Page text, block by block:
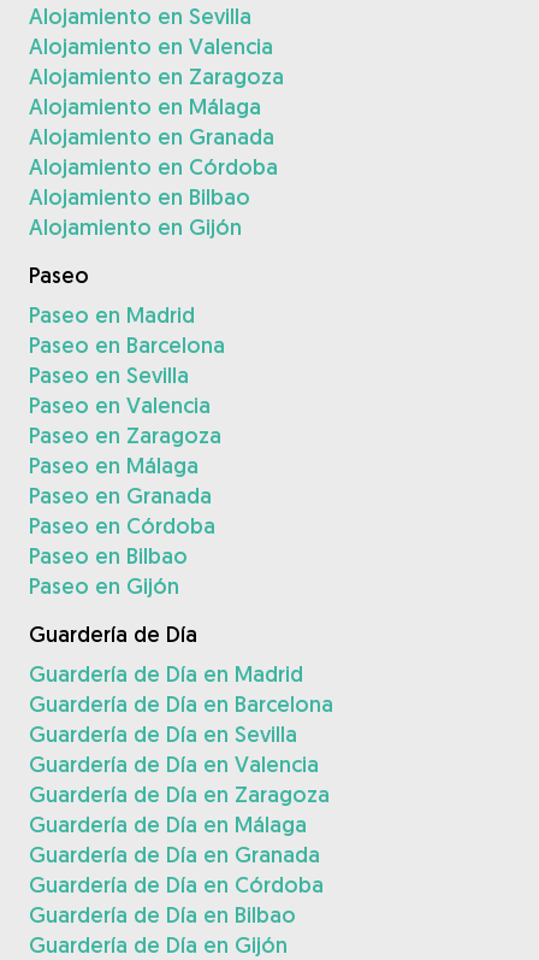
Alojamiento en Sevilla
Alojamiento en Valencia
Alojamiento en Zaragoza
Alojamiento en Málaga
Alojamiento en Granada
Alojamiento en Córdoba
Alojamiento en Bilbao
Alojamiento en Gijón
Paseo
Paseo en Madrid
Paseo en Barcelona
Paseo en Sevilla
Paseo en Valencia
Paseo en Zaragoza
Paseo en Málaga
Paseo en Granada
Paseo en Córdoba
Paseo en Bilbao
Paseo en Gijón
Guardería de Día
Guardería de Día en Madrid
Guardería de Día en Barcelona
Guardería de Día en Sevilla
Guardería de Día en Valencia
Guardería de Día en Zaragoza
Guardería de Día en Málaga
Guardería de Día en Granada
Guardería de Día en Córdoba
Guardería de Día en Bilbao
Guardería de Día en Gijón